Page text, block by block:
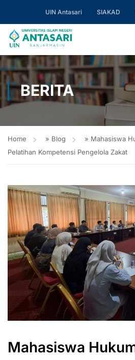
UIN Antasari SIAKAD
BERITA
Home » Blog » Mahasiswa
Pelatihan Kompetensi Pengelola Zakat
Mahasiswa